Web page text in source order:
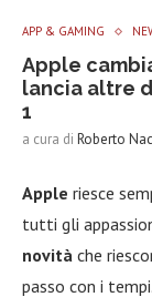
APP & GAMING
Apple
lancia altre
1
a cura di Roberto
Apple riesce
tutti gli
novità che
passo con i